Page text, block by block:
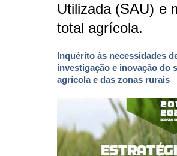
Utilizada (SAU) e
total agrícola.
Inquérito às necessidades
investigação e inovação do
agrícola e das zonas rurais